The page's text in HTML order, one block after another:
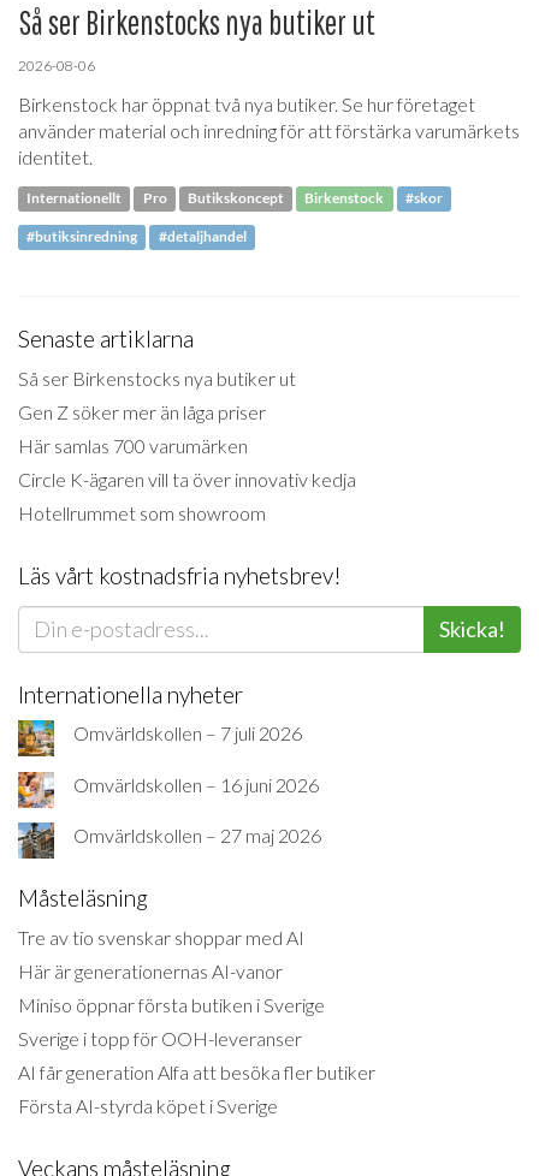
Så ser Birkenstocks nya butiker ut
2026-08-06
Birkenstock har öppnat två nya butiker. Se hur företaget
använder material och inredning för att förstärka varumärkets
identitet.
Internationellt Pro Butikskoncept Birkenstock #skor
#butiksinredning #detaljhandel
Senaste artiklarna
Så ser Birkenstocks nya butiker ut
Gen Z söker mer än låga priser
Här samlas 700 varumärken
Circle K-ägaren vill ta över innovativ kedja
Hotellrummet som showroom
Läs vårt kostnadsfria nyhetsbrev!
Skicka!
Internationella nyheter
Omvärldskollen – 7 juli 2026
Omvärldskollen – 16 juni 2026
Omvärldskollen – 27 maj 2026
Måsteläsning
Tre av tio svenskar shoppar med AI
Här är generationernas AI-vanor
Miniso öppnar första butiken i Sverige
Sverige i topp för OOH-leveranser
AI får generation Alfa att besöka fler butiker
Första AI-styrda köpet i Sverige
Veckans måsteläsning